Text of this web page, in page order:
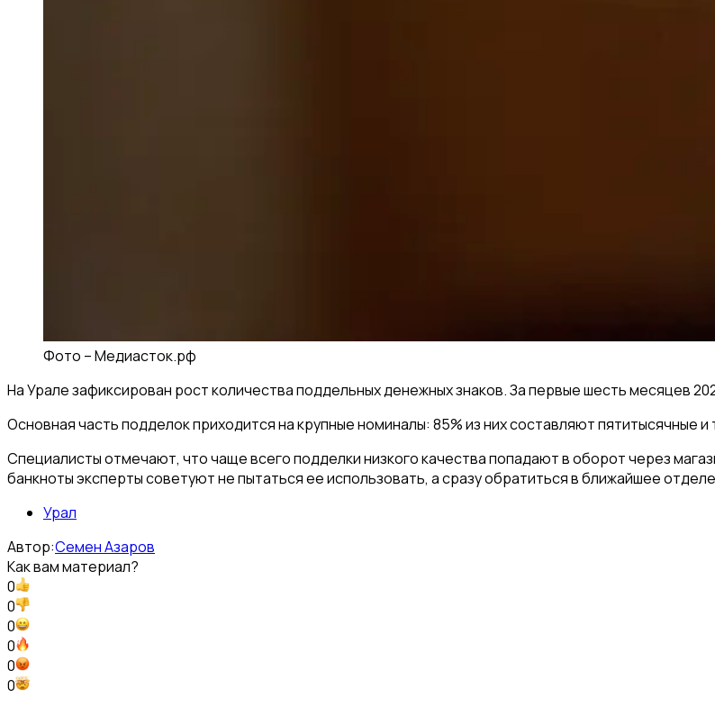
Фото –Медиасток.рф
На Урале зафиксирован рост количества поддельных денежных знаков. За первые шесть месяцев
Основная часть подделок приходится на крупные номиналы: 85% из них составляют
Специалисты отмечают, что чаще всего подделки низкого качества попадают в оборот через
банкноты эксперты советуют не пытаться ее использовать, а сразу обратиться в ближайшее
Урал
Автор:Семен Азаров
Как вам материал?
0
0
0
0
0
0